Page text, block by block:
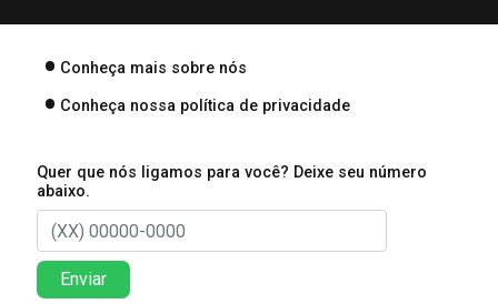
Conheça mais sobre nós
Conheça nossa política de privacidade
Quer que nós ligamos para você? Deixe seu número
abaixo.
Enviar